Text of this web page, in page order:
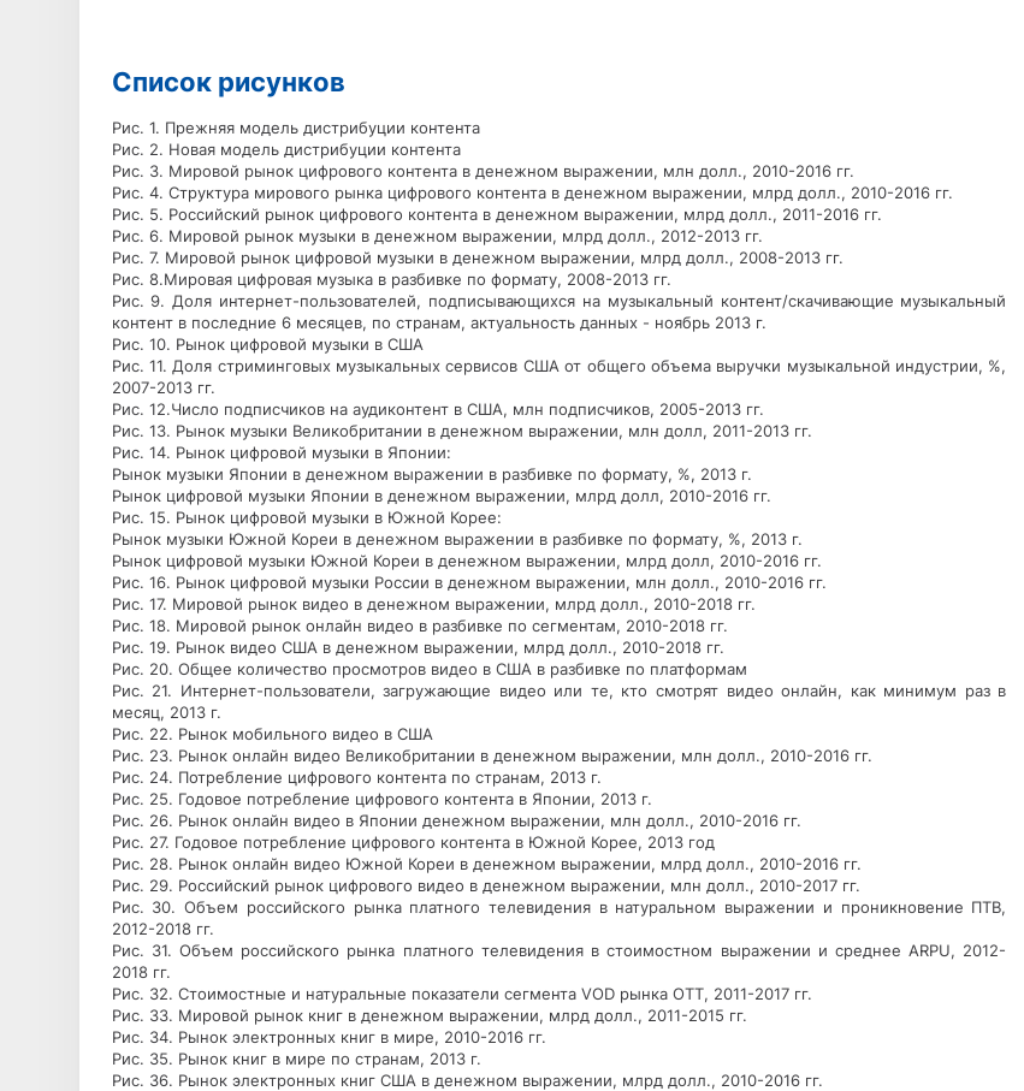
Список рисунков
Рис. 1. Прежняя модель дистрибуции контента
Рис. 2. Новая модель дистрибуции контента
Рис. 3. Мировой рынок цифрового контента в денежном выражении, млн долл., 2010-2016 гг.
Рис. 4. Структура мирового рынка цифрового контента в денежном выражении, млрд долл., 2010-2016 гг.
Рис. 5. Российский рынок цифрового контента в денежном выражении, млрд долл., 2011-2016 гг.
Рис. 6. Мировой рынок музыки в денежном выражении, млрд долл., 2012-2013 гг.
Рис. 7. Мировой рынок цифровой музыки в денежном выражении, млрд долл., 2008-2013 гг.
Рис. 8.Мировая цифровая музыка в разбивке по формату, 2008-2013 гг.
Рис. 9. Доля интернет-пользователей, подписывающихся на музыкальный контент/скачивающие музыкальный
контент в последние 6 месяцев, по странам, актуальность данных - ноябрь 2013 г.
Рис. 10. Рынок цифровой музыки в США
Рис. 11. Доля стриминговых музыкальных сервисов США от общего объема выручки музыкальной индустрии, %,
2007-2013 гг.
Рис. 12.Число подписчиков на аудиконтент в США, млн подписчиков, 2005-2013 гг.
Рис. 13. Рынок музыки Великобритании в денежном выражении, млн долл, 2011-2013 гг.
Рис. 14. Рынок цифровой музыки в Японии:
Рынок музыки Японии в денежном выражении в разбивке по формату, %, 2013 г.
Рынок цифровой музыки Японии в денежном выражении, млрд долл, 2010-2016 гг.
Рис. 15. Рынок цифровой музыки в Южной Корее:
Рынок музыки Южной Кореи в денежном выражении в разбивке по формату, %, 2013 г.
Рынок цифровой музыки Южной Кореи в денежном выражении, млрд долл, 2010-2016 гг.
Рис. 16. Рынок цифровой музыки России в денежном выражении, млн долл., 2010-2016 гг.
Рис. 17. Мировой рынок видео в денежном выражении, млрд долл., 2010-2018 гг.
Рис. 18. Мировой рынок онлайн видео в разбивке по сегментам, 2010-2018 гг.
Рис. 19. Рынок видео США в денежном выражении, млрд долл., 2010-2018 гг.
Рис. 20. Общее количество просмотров видео в США в разбивке по платформам
Рис. 21. Интернет-пользователи, загружающие видео или те, кто смотрят видео онлайн, как минимум раз в
месяц, 2013 г.
Рис. 22. Рынок мобильного видео в США
Рис. 23. Рынок онлайн видео Великобритании в денежном выражении, млн долл., 2010-2016 гг.
Рис. 24. Потребление цифрового контента по странам, 2013 г.
Рис. 25. Годовое потребление цифрового контента в Японии, 2013 г.
Рис. 26. Рынок онлайн видео в Японии денежном выражении, млн долл., 2010-2016 гг.
Рис. 27. Годовое потребление цифрового контента в Южной Корее, 2013 год
Рис. 28. Рынок онлайн видео Южной Кореи в денежном выражении, млрд долл., 2010-2016 гг.
Рис. 29. Российский рынок цифрового видео в денежном выражении, млн долл., 2010-2017 гг.
Рис. 30. Объем российского рынка платного телевидения в натуральном выражении и проникновение ПТВ,
2012-2018 гг.
Рис. 31. Объем российского рынка платного телевидения в стоимостном выражении и среднее ARPU, 2012-
2018 гг.
Рис. 32. Стоимостные и натуральные показатели сегмента VOD рынка ОТТ, 2011-2017 гг.
Рис. 33. Мировой рынок книг в денежном выражении, млрд долл., 2011-2015 гг.
Рис. 34. Рынок электронных книг в мире, 2010-2016 гг.
Рис. 35. Рынок книг в мире по странам, 2013 г.
Рис. 36. Рынок электронных книг США в денежном выражении, млрд долл., 2010-2016 гг.